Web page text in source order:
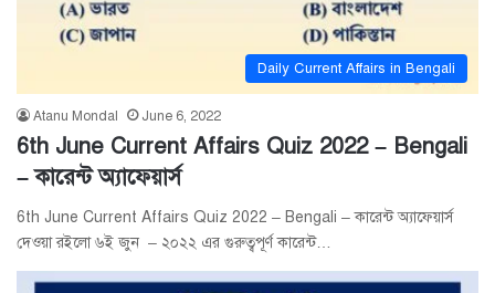
Daily Current Affairs in Bengali
Atanu Mondal June 6, 2022
6th June Current Affairs Quiz 2022 – Bengali
– কারেন্ট অ্যাফেয়ার্স
6th June Current Affairs Quiz 2022 – Bengali – কারেন্ট অ্যাফেয়ার্স
দেওয়া রইলো ৬ই জুন – ২০২২ এর গুরুত্বপূর্ণ কারেন্ট…